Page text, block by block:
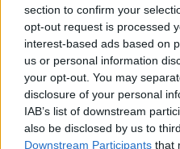
section to confirm your
opt-out request is processed
interest-based ads based on
us or personal information
your opt-out. You may
disclosure of your personal
IAB’s list of downstream
also be disclosed by us to
Downstream Participants that